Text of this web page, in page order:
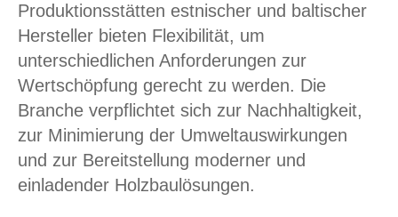
Produktionsstätten estnischer und baltischer
Hersteller bieten Flexibilität, um
unterschiedlichen Anforderungen zur
Wertschöpfung gerecht zu werden. Die
Branche verpflichtet sich zur Nachhaltigkeit,
zur Minimierung der Umweltauswirkungen
und zur Bereitstellung moderner und
einladender Holzbaulösungen.